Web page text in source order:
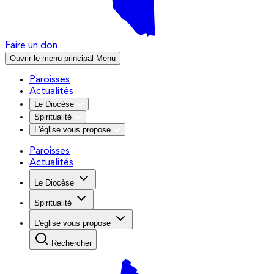
Faire un don
Ouvrir le menu principal Menu
Paroisses
Actualités
Le Diocèse
Spiritualité
L'église vous propose
Paroisses
Actualités
Le Diocèse
Spiritualité
L'église vous propose
Rechercher